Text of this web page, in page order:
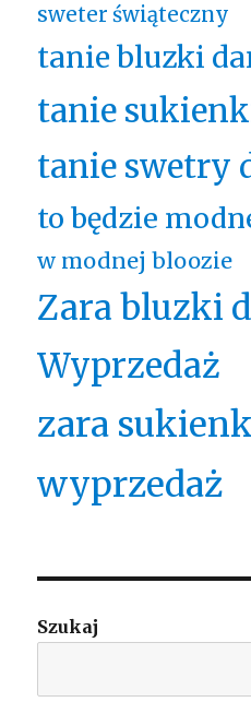
sweter świąteczny
tanie bluzki
tanie
tanie swetry
to będzie
w modnej bloozie
Zara bluzki
Wyprzedaż
zara
wyprzedaż
Szukaj